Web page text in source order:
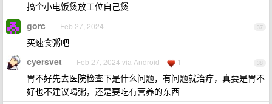
搞个小电饭煲放工位自己煲
37
gorc Feb 27, 2024
买速食粥吧
38
cyersvet Feb 27, 2024 via Android 1
胃不好先去医院检查下是什么问题，有问题就治疗，真要是胃不
好也不建议喝粥，还是要吃有营养的东西